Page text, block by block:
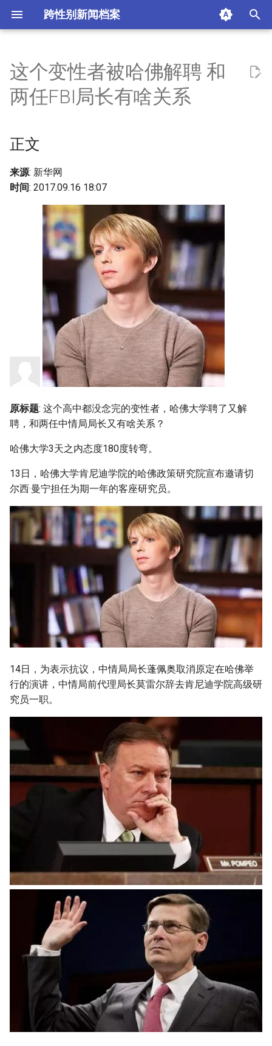
跨性别新闻档案
y
e
o
s
t
h
i
g
正文
摘要与附加信息
附加信息 [Processed Page
Metadata]
这个变性者被哈佛解聘 和
两任FBI局长有啥关系
正文
来源: 新华网
时间: 2017.09.16 18:07
原标题: 这个高中都没念完的变性者，哈佛大学聘了又解
聘，和两任中情局局长又有啥关系？
哈佛大学3天之内态度180度转弯。
13日，哈佛大学肯尼迪学院的哈佛政策研究院宣布邀请切
尔西·曼宁担任为期一年的客座研究员。
14日，为表示抗议，中情局局长蓬佩奥取消原定在哈佛举
行的演讲，中情局前代理局长莫雷尔辞去肯尼迪学院高级研
究员一职。